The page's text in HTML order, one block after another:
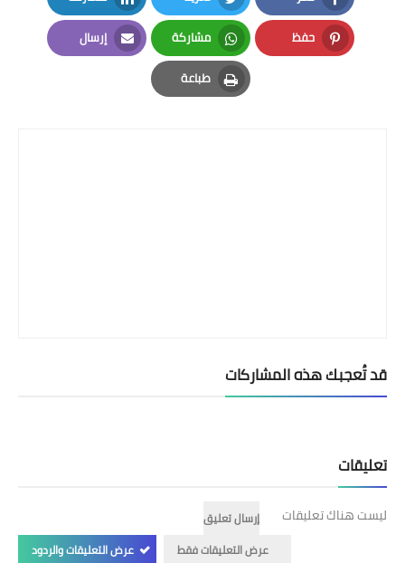
Facebook
Twitter
LinkedIn
حفظ
Pinterest
مشاركة
Whatsapp
إرسال
Email
طباعة
Print
قد تُعجبك هذه المشاركات
تعليقات
ليست هناك تعليقات
إرسال تعليق
عرض التعليقات فقط
عرض التعليقات والردود